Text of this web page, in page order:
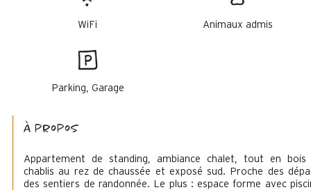
WiFi Animaux admis
Parking, Garage
à propos
Appartement de standing, ambiance chalet, tout en bois
chablis au rez de chaussée et exposé sud. Proche des
des sentiers de randonnée. Le plus : espace forme avec